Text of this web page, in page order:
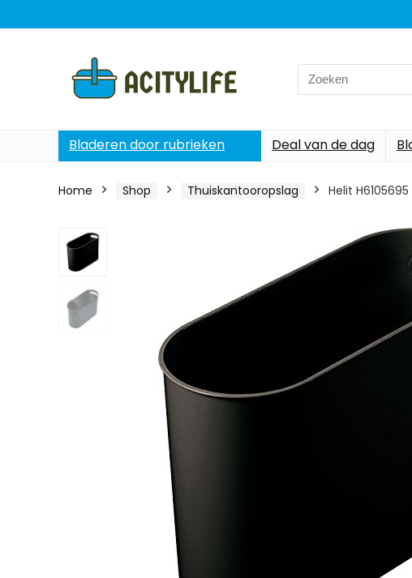
Search
for:
Bladeren door rubrieken Deal van de dag
Home Shop Thuiskantooropslag Helit